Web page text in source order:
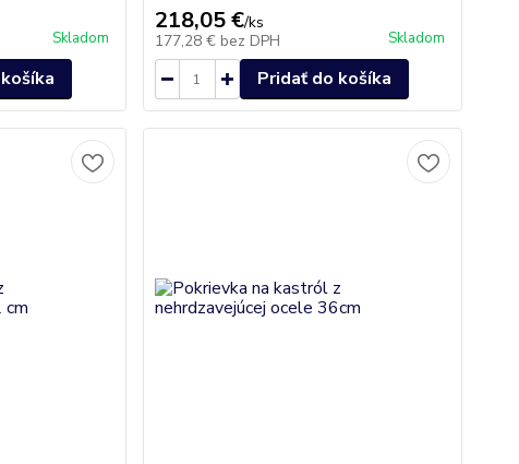
Skladom
218,05 €/ks
177,28 € bez DPH Skladom
Pridať do košíka